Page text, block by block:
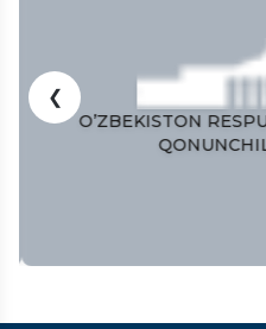
O’ZBEKISTON
❮